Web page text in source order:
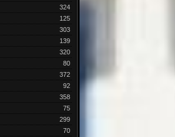
324
125
303
139
320
80
372
92
358
75
299
70